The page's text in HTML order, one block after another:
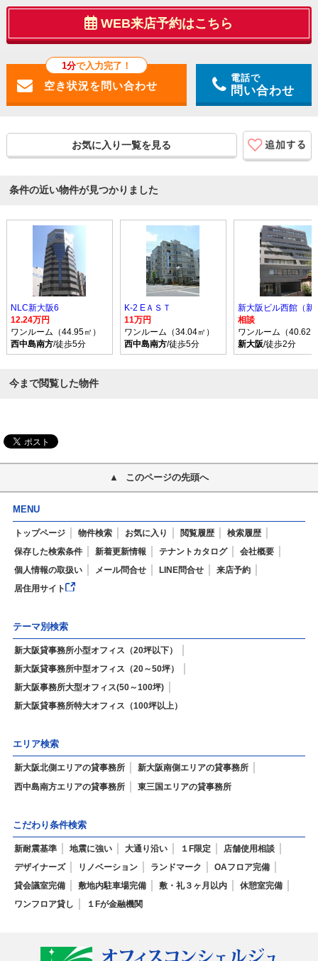
WEB来店予約はこちら
1分で入力完了！
電話で
問い合わせ
お気に入り一覧を見る
条件の近い物件が見つかりました
NLC新大阪6
12.24万円
ワンルーム（44.95㎡）
西中島南方/徒歩5分
K-2 EＡＳＴ
11万円
ワンルーム（34.04㎡）
西中島南方/徒歩5分
相談
ワンルーム（40.62
新大阪/徒歩2分
今まで閲覧した物件
このページの先頭へ
MENU
トップページ 物件検索 お気に入り 閲覧履歴
検索履歴
保存した検索条件
新着更新情報 テナントカタログ
会社概要
個人情報の取扱い
メール問合せ LINE問合せ
来店予約
居住用サイト
テーマ別検索
新大阪貸事務所小型オフィス（20坪以下）
新大阪貸事務所中型オフィス（20～50坪）
新大阪事務所大型オフィス(50～100坪)
新大阪貸事務所特大オフィス（100坪以上）
エリア検索
新大阪北側エリアの貸事務所
新大阪南側エリアの貸事務所
西中島南方エリアの貸事務所
東三国エリアの貸事務所
こだわり条件検索
新耐震基準 地震に強い 大通り沿い １F限定
店舗使用相談
デザイナーズ
リノベーション ランドマーク
OAフロア完備
貸会議室完備
敷地内駐車場完備 敷・礼３ヶ月以内
休憩室完備
ワンフロア貸し
１Fが金融機関